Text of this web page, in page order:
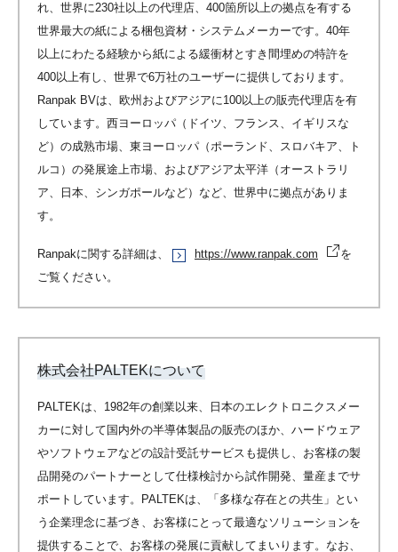
れ、世界に230社以上の代理店、400箇所以上の拠点を有する
世界最⼤の紙による梱包資材・システムメーカーです。40年
以上にわたる経験から紙による緩衝材とすき間埋めの特許を
400以上有し、世界で6万社のユーザーに提供しております。
Ranpak BVは、欧州およびアジアに100以上の販売代理店を有
しています。⻄ヨーロッパ（ドイツ、フランス、イギリスな
ど）の成熟市場、東ヨーロッパ（ポーランド、スロバキア、ト
ルコ）の発展途上市場、およびアジア太平洋（オーストラリ
ア、⽇本、シンガポールなど）など、世界中に拠点がありま
す。
Ranpakに関する詳細は、 https://www.ranpak.com
を
ご覧ください。
株式会社PALTEKについて
PALTEKは、1982年の創業以来、日本のエレクトロニクスメー
カーに対して国内外の半導体製品の販売のほか、ハードウェア
やソフトウェアなどの設計受託サービスも提供し、お客様の製
品開発のパートナーとして仕様検討から試作開発、量産までサ
ポートしています。PALTEKは、「多様な存在との共生」とい
う企業理念に基づき、お客様にとって最適なソリューションを
提供することで、お客様の発展に貢献してまいります。なお、